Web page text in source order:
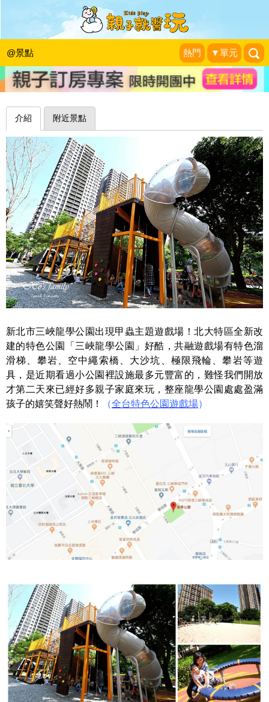
@景點 熱門 ▼單元
甲蟲主題遊戲場，小公園出現多元豐富
遊樂設施～三峽龍學公園
1＋1＝3 玩學樂生活|2018-04-19
介紹 附近景點
新北市三峽龍學公園出現甲蟲主題遊戲場！北大特區全新改
建的特色公園「三峽龍學公園」好酷，共融遊戲場有特色溜
滑梯、攀岩、空中繩索橋、大沙坑、極限飛輪、攀岩等遊
具，是近期看過小公園裡設施最多元豐富的，難怪我們開放
才第二天來已經好多親子家庭來玩，整座龍學公園處處盈滿
孩子的嬉笑聲好熱鬧！
（全台特色公園遊戲場）